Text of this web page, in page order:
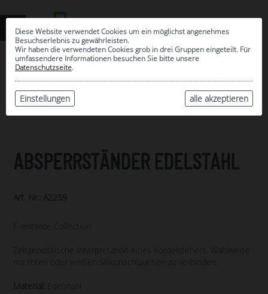
Diese Website verwendet Cookies um ein möglichst angenehmes
Besuchserlebnis zu gewährleisten.
Wir haben die verwendeten Cookies grob in drei Gruppen eingeteilt. Für
umfassendere Informationen besuchen Sie bitte unsere
Datenschutzseite.
alle akzeptieren
Einstellungen
ARCHIV
ABSPERRSTÄNDER EDELSTAHL
Art. Nr.: A2259
Eventwide Collection
Zeitgenössische Interpretation eines Kordelstehers. Wahlweise
mit roten oder weißen Silikonschläuchen zu verbinden.
Material: Edelstahl